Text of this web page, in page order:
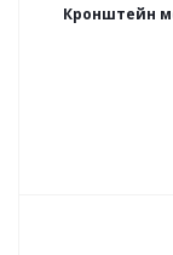
Кронштейн